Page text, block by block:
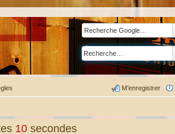
M’enregistrer
11 secondes